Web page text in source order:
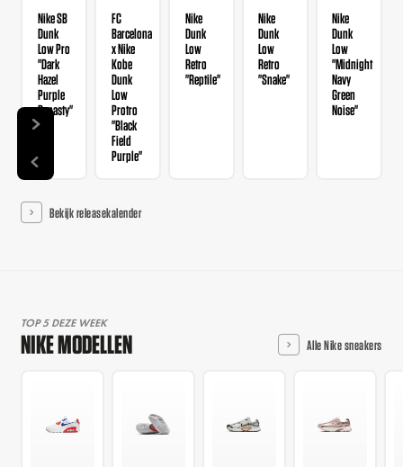
Nike SB
Dunk
Low Pro
"Dark
Hazel
Purple
Dynasty"
FC
Barcelona
x Nike
Kobe
Dunk
Low
Protro
"Black
Field
Purple"
Nike
Dunk
Low
Retro
"Reptile"
Nike
Dunk
Low
Retro
"Snake"
Nike
Dunk
Low
"Midnight
Navy
Green
Noise"
Bekijk releasekalender
TOP 5 DEZE WEEK
NIKE MODELLEN Alle Nike sneakers